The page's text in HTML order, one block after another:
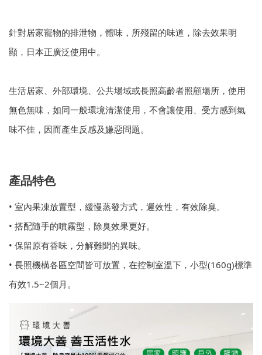
針對居家寵物的排泄物，體味，所殘留的味道，除去效果明
顯，日本正廣泛使用中。
生活居家、外部環境、公共場域或長照高齡者照顧場所，使用
無色無味，如同一般環境清潔使用，不會讓使用、受方感到氣
味不佳，因而產生反感及嫌惡問題。
產品特色
• 室內果凍放置型，緩慢蒸發方式，遲效性，有效除臭。
• 搭配隨手的噴霧型，除臭效果更好。
• 保留原有香味，分解難聞的異味。
• 長照機構各區空間皆可放置，在控制室溫下，小型(160g)標準
有效1.5~2個月。